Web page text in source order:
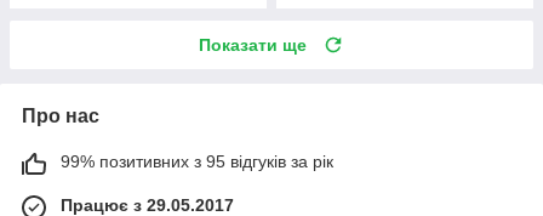
Показати ще
Про нас
99% позитивних з 95 відгуків за рік
Працює з 29.05.2017